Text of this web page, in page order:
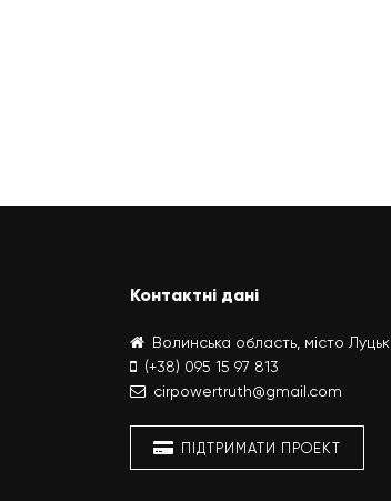
Контактні дані
Волинська область, місто Луцьк
(+38) 095 15 97 813
cirpowertruth@gmail.com
ПІДТРИМАТИ ПРОЕКТ